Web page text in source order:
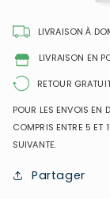
Fragrance
LIVRAISON À
LIVRAISON EN
RETOUR
POUR LES ENVOIS EN
COMPRIS ENTRE 5 ET
SUIVANTE.
Partager